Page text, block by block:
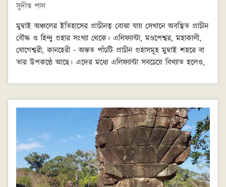
সুদীপ্ত পাল
মুম্বাই অঞ্চলের ইতিহাসের প্রাচীনত্ব বোঝা যায় সেখানে অবস্থিত প্রাচীন
বৌদ্ধ ও হিন্দু গুহার সংখ্যা থেকে। এলিফ্যান্টা, মণ্ডপেশ্বর, মহাকালী,
যোগেশ্বরী, কানহেরী - অন্তত পাঁচটি প্রাচীন গুহাসমূহ মুম্বাই শহরে বা
তার উপকণ্ঠে আছে। এদের মধ্যে এলিফ্যান্টা সবচেয়ে বিখ্যাত হলেও,
শহরের উত্তর দিকে বোরিবলীতে সঞ্জয় গান্ধী জাতীয় উদ্যানের মধ্যে
কানহেরী গুহা। ডিসেম্বরের এক দুপুরে ট্যাক্সি ধরে চলে এলাম এই
সংরক্ষিত বনের প্রবেশপথে।